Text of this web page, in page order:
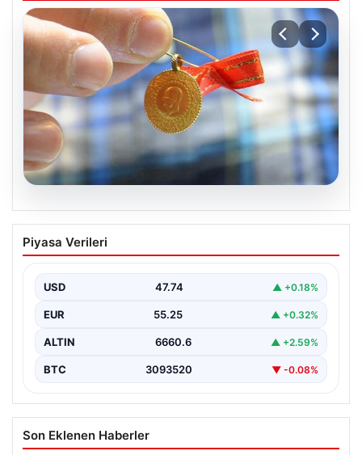
08.08.2026
8 Nisan 2026 Güncel Altın Fiyatları ve
Ekonomik Gelişmeler
jeopolitik gelişmelerle birlikte ekonomik verilerin de
etkisiyle hareketlilik…
Piyasa Verileri
USD 47.74 ▲ +0.18%
EUR 55.25 ▲ +0.32%
ALTIN 6660.6 ▲ +2.59%
BTC 3093520 ▼ -0.08%
Son Eklenen Haberler